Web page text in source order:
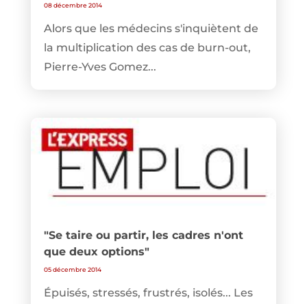
08 décembre 2014
Alors que les médecins s'inquiètent de
la multiplication des cas de burn-out,
Pierre-Yves Gomez...
"Se taire ou partir, les cadres n'ont
que deux options"
05 décembre 2014
Épuisés, stressés, frustrés, isolés... Les